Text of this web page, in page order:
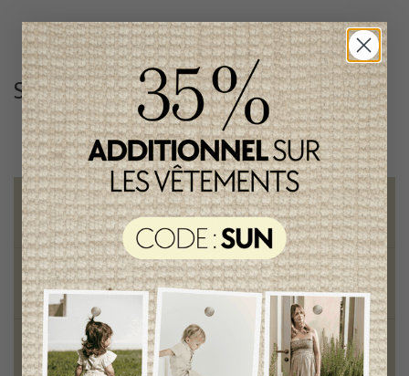
Suivez-nous@lenfantillon
Livraison gratuite
sur toute commande de 100 $ et plus
Vêtements chics et tendances
pour mamans et enfants
Style et élégance
qualité remarquable